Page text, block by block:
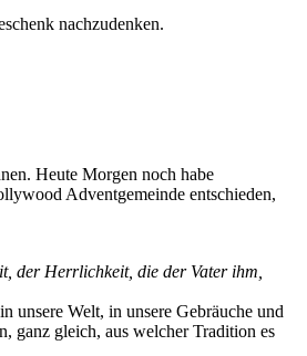
nachzudenken.
Heute Morgen noch habe
Adventgemeinde entschieden,
der Herrlichkeit, die der Vater ihm,
unsere Welt, in unsere Gebräuche und
ganz gleich, aus welcher Tradition es